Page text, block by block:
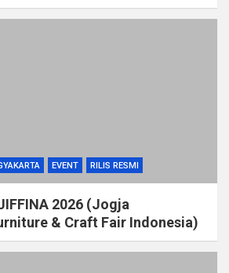
EVENT RILIS RESMI
2026 (Jogja
& Craft Fair Indonesia)